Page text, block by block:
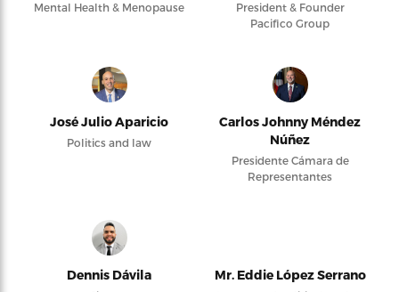
Mental Health & Menopause
President & Founder
Pacifico Group
José Julio Aparicio
Politics and law
Carlos Johnny Méndez
Núñez
Presidente Cámara de
Representantes
Dennis Dávila Mr. Eddie López Serrano